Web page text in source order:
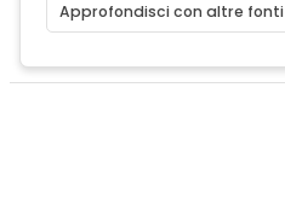
Approfondisci con altre fonti